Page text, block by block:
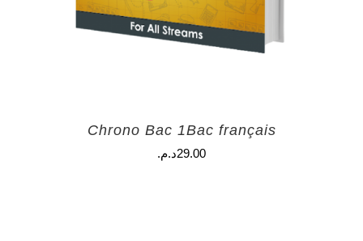
Chrono Bac 1Bac français
29.00د.م.